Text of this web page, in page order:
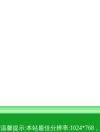
温馨提示:本站最佳分辨率:1024*768